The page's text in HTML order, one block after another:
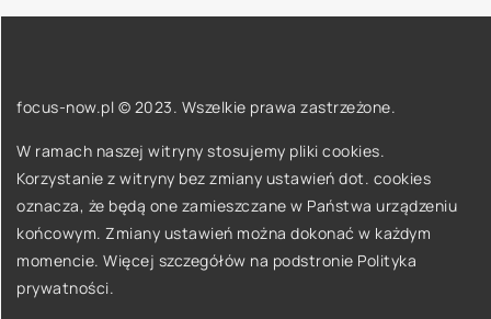
focus-now.pl © 2023. Wszelkie prawa zastrzeżone.
W ramach naszej witryny stosujemy pliki cookies.
Korzystanie z witryny bez zmiany ustawień dot. cookies
oznacza, że będą one zamieszczane w Państwa urządzeniu
końcowym. Zmiany ustawień można dokonać w każdym
momencie. Więcej szczegółów na podstronie Polityka
prywatności.